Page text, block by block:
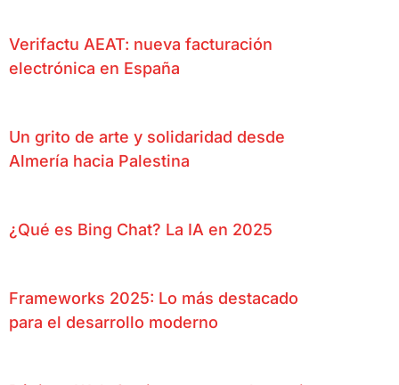
Verifactu AEAT: nueva facturación
electrónica en España
Un grito de arte y solidaridad desde
Almería hacia Palestina
¿Qué es Bing Chat? La IA en 2025
Frameworks 2025: Lo más destacado
para el desarrollo moderno